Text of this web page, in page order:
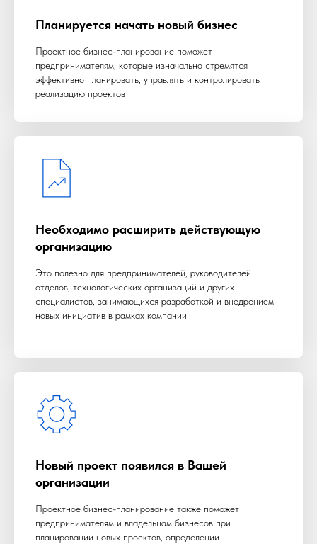
Планируется начать новый бизнес
Проектное бизнес-планирование поможет
предпринимателям, которые изначально стремятся
эффективно планировать, управлять и контролировать
реализацию проектов
Необходимо расширить действующую
организацию
Это полезно для предпринимателей, руководителей
отделов, технологических организаций и других
специалистов, занимающихся разработкой и внедрением
новых инициатив в рамках компании
Новый проект появился в Вашей
организации
Проектное бизнес-планирование также поможет
предпринимателям и владельцам бизнесов при
планировании новых проектов, определении